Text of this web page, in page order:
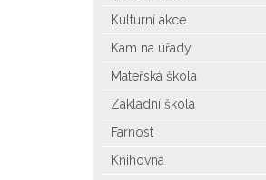
Kulturní akce
Kam na úřady
Mateřská škola
Základní škola
Farnost
Knihovna